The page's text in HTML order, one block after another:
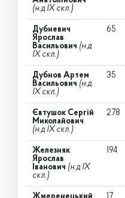
(н.д IX скл.)
Дубневич
Ярослав
Васильович (н.д
IX скл.)
65
Дубнов Артем
Васильович (н.д
IX скл.)
35
Євтушок Сергій
Миколайович
(н.д IX скл.)
278
Железняк
Ярослав
Іванович (н.д IX
скл.)
194